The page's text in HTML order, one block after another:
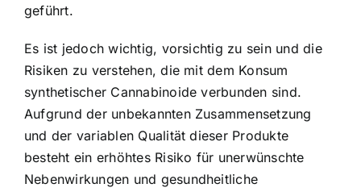
geführt.
Es ist jedoch wichtig, vorsichtig zu sein und die
Risiken zu verstehen, die mit dem Konsum
synthetischer Cannabinoide verbunden sind.
Aufgrund der unbekannten Zusammensetzung
und der variablen Qualität dieser Produkte
besteht ein erhöhtes Risiko für unerwünschte
Nebenwirkungen und gesundheitliche